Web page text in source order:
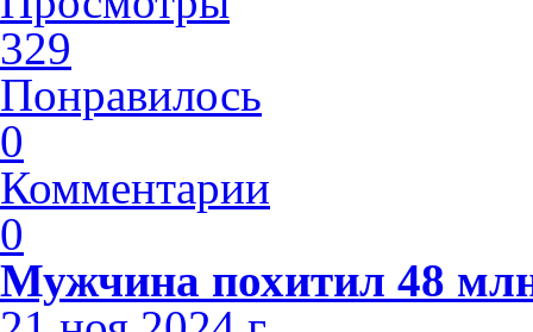
329
Понравилось
0
Комментарии
0
Мужчина похитил 48